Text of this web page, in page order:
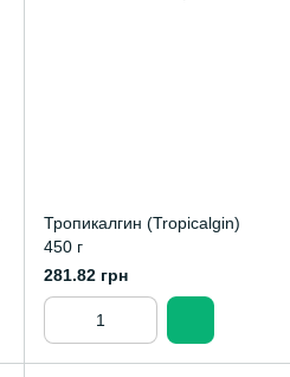
Тропикалгин (Tropicalgin)
450 г
281.82 грн